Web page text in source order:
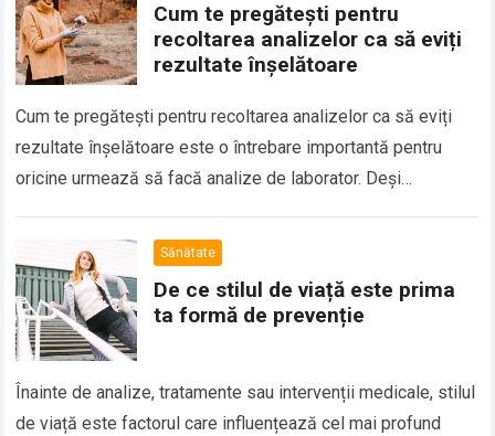
Cum te pregătești pentru
recoltarea analizelor ca să eviți
rezultate înșelătoare
Cum te pregătești pentru recoltarea analizelor ca să eviți
rezultate înșelătoare este o întrebare importantă pentru
oricine urmează să facă analize de laborator. Deși
Sănătate
De ce stilul de viață este prima
ta formă de prevenție
Înainte de analize, tratamente sau intervenții medicale, stilul
de viață este factorul care influențează cel mai profund